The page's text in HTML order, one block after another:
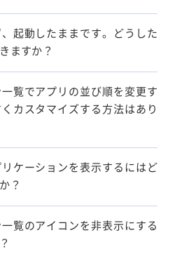
起動したままです。どうした
ますか？
覧でアプリの並び順を変更す
カスタマイズする方法はあり
ケーションを表示するにはど
？
覧のアイコンを非表示にする